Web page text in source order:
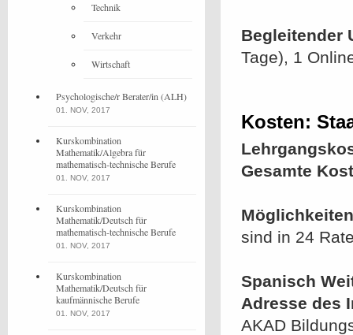
Begleitender
Tage), 1
Kosten:
Gesamte
sind in 24
Spanisch
Adresse des
AKAD
Technik
Verkehr
Wirtschaft
Psychologische/r Berater/in (ALH)
01. NOV, 2017
Kurskombination
Mathematik/Algebra für
mathematisch-technische Berufe
01. NOV, 2017
Kurskombination
Mathematik/Deutsch für
mathematisch-technische Berufe
01. NOV, 2017
Kurskombination
Mathematik/Deutsch für
kaufmännische Berufe
01. NOV, 2017